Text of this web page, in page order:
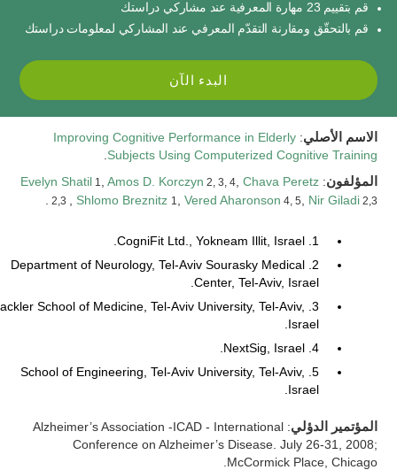
قم بتقييم 23 مهارة المعرفية عند مشاركي دراستك
قم بالتحقّق ومقارنة التقدّم المعرفي عند المشاركي لمعلومات دراستك
البدء الآن
الاسم الأصلي:
Improving Cognitive Performance in Elderly
Subjects Using Computerized Cognitive Training
المؤلفون:
Evelyn Shatil 1 Amos D. Korczyn 2, 3, 4, Chava Peretz
2,3 Shlomo Breznitz 1 Vered Aharonson 4, 5 Nir Giladi2,3
1. CogniFit Ltd., Yokneam Illit, Israel.
2. Department of Neurology, Tel-Aviv Sourasky Medical
Center, Tel-Aviv, Israel.
Sackler School of Medicine, Tel-Aviv University, Tel-Aviv,
Israel.
4. NextSig, Israel.
5. School of Engineering, Tel-Aviv University, Tel-Aviv,
Israel.
المؤتمير الدؤلي : Alzheimer’s Association -ICAD - International
Conference on Alzheimer’s Disease. July 26-31, 2008;
McCormick Place, Chicago.